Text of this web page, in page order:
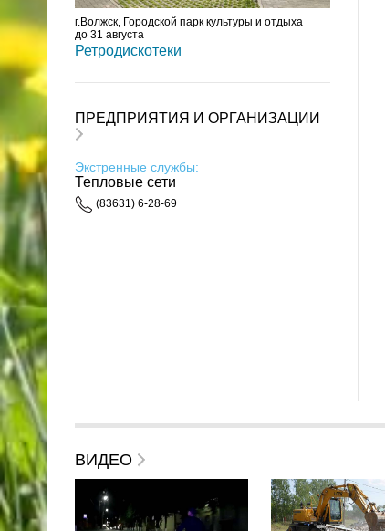
г.Волжск, Городской парк культуры и отдыха
до 31 августа
Ретродискотеки
ПРЕДПРИЯТИЯ И ОРГАНИЗАЦИИ
Экстренные службы:
Тепловые сети
(83631) 6-28-69
ВИДЕО